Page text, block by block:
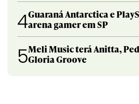
4Guaraná Antarctica e
arena gamer em SP
5Meli Music terá Anitta,
Gloria Groove